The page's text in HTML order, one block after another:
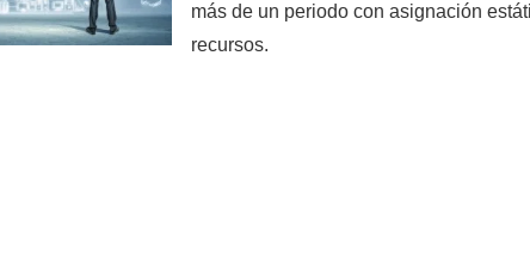
más de un periodo con asignación
recursos.